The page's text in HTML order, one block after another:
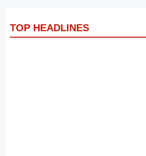
TOP HEADLINES